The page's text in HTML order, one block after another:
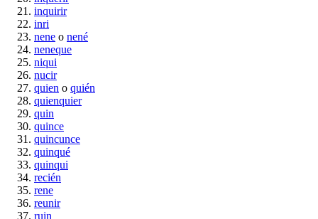
inquirir
inri
nene o nené
neneque
niqui
nucir
quien o quién
quienquier
quin
quince
quincunce
quinqué
quinqui
recién
rene
reunir
ruin